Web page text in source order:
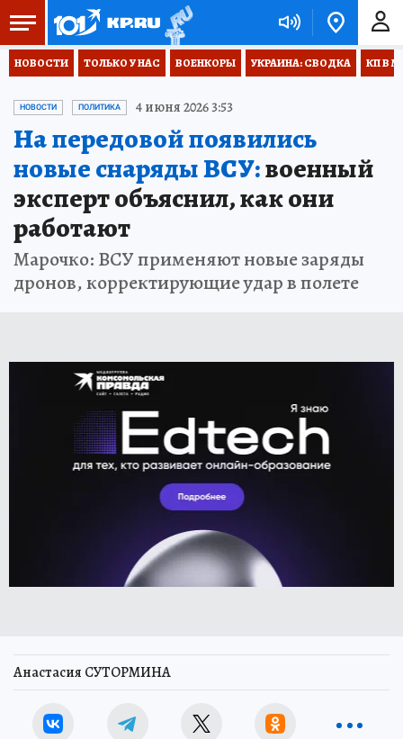
НОВОСТИ ТОЛЬКО У НАС ВОЕНКОРЫ УКРАИНА: СВОДКА КП В
НОВОСТИ ПОЛИТИКА 4 июня 2026 3:53
На передовой появились
новые снаряды ВСУ:военный
эксперт объяснил, как они
работают
Марочко: ВСУ применяют новые заряды
дронов, корректирующие удар в полете
Анастасия СУТОРМИНА